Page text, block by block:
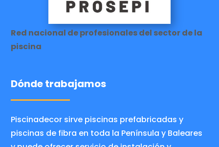
Red nacional de profesionales del sector de la
piscina
Dónde trabajamos
Piscinadecor sirve piscinas prefabricadas y
piscinas de fibra en toda la Península y Baleares